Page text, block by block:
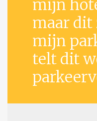
mijn
maar
mijn
telt dit